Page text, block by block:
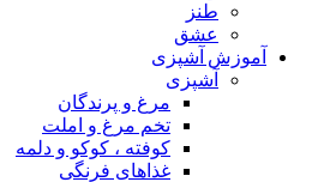
طنز
عشق
آموزش آشپزی
آشپزی
مرغ و پرندگان
تخم مرغ و املت
کوفته ، کوکو و دلمه
غذاهای فرنگی